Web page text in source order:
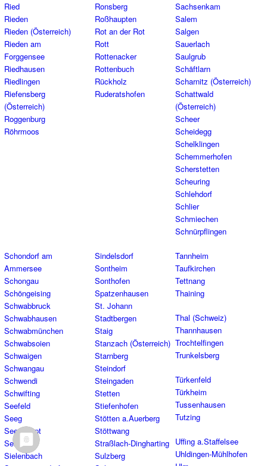
Ried
Rieden
Rieden (Österreich)
Rieden am
Forggensee
Riedhausen
Riedlingen
Riefensberg
(Österreich)
Roggenburg
Röhrmoos
Ronsberg
Roßhaupten
Rot an der Rot
Rott
Rottenacker
Rottenbuch
Rückholz
Ruderatshofen
Sachsenkam
Salem
Salgen
Sauerlach
Saulgrub
Schäftlarn
Scharnitz (Österreich)
Schattwald
(Österreich)
Scheer
Scheidegg
Schelklingen
Schemmerhofen
Scherstetten
Scheuring
Schlehdorf
Schlier
Schmiechen
Schnürpflingen
Schondorf am
Ammersee
Schongau
Schöngeising
Schwabbruck
Schwabhausen
Schwabmünchen
Schwabsoien
Schwaigen
Schwangau
Schwendi
Schwifting
Seefeld
Seeg
Seeshaupt
Senden
Sielenbach
Sindelsdorf
Sontheim
Sonthofen
Spatzenhausen
St. Johann
Stadtbergen
Staig
Stanzach (Österreich)
Starnberg
Steindorf
Steingaden
Stetten
Stiefenhofen
Stötten a.Auerberg
Stöttwang
Straßlach-Dingharting
Sulzberg
Tannheim
Taufkirchen
Tettnang
Thaining
Thal (Schweiz)
Thannhausen
Trochtelfingen
Trunkelsberg
Türkenfeld
Türkheim
Tussenhausen
Tutzing
Uffing a.Staffelsee
Uhldingen-Mühlhofen